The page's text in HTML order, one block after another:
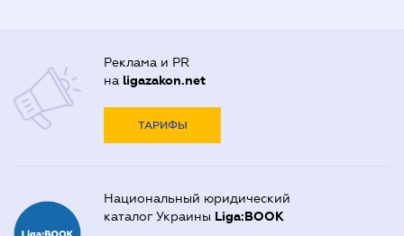
Реклама и PR
на ligazakon.net
ТАРИФЫ
Национальный юридический
каталог Украины Liga:BOOK